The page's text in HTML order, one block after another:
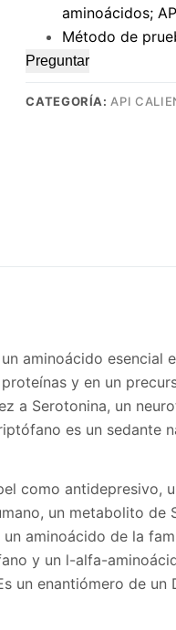
aminoácidos;
Método de
Preguntar
CATEGORÍA:API
aminoácido esencial
y en un
Serotonina, un
es un sedante
como antidepresivo,
un metabolito de
aminoácido de la
y un l-alfa-
un enantiómero de